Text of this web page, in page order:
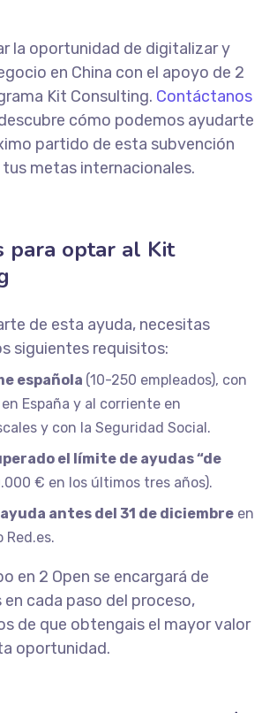
la oportunidad de digitalizar y
en China con el apoyo de 2
Kit Consulting. Contáctanos
cómo podemos ayudarte
partido de esta subvención
metas internacionales.
para optar al Kit
de esta ayuda, necesitas
siguientes requisitos:
española (10-250 empleados), con
España y al corriente en
y con la Seguridad Social.
el límite de ayudas “de
€ en los últimos tres años).
antes del 31 de diciembre en
Red.es.
en 2 Open se encargará de
cada paso del proceso,
de que obtengais el mayor valor
oportunidad.